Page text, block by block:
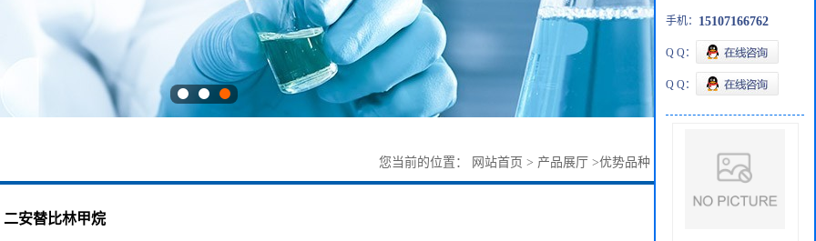
您当前的位置： 网站首页 > 产品展厅 >优势品种 二安替比林甲烷
二安替比林甲烷
手机： 15107166762
Q Q：
Q Q：